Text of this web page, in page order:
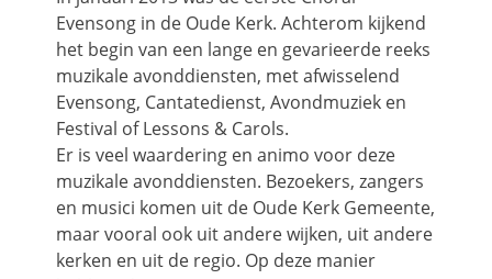
Evensong in de Oude Kerk. Achterom kijkend
het begin van een lange en gevarieerde reeks
muzikale avonddiensten, met afwisselend
Evensong, Cantatedienst, Avondmuziek en
Festival of Lessons & Carols.
Er is veel waardering en animo voor deze
muzikale avonddiensten. Bezoekers, zangers
en musici komen uit de Oude Kerk Gemeente,
maar vooral ook uit andere wijken, uit andere
kerken en uit de regio. Op deze manier